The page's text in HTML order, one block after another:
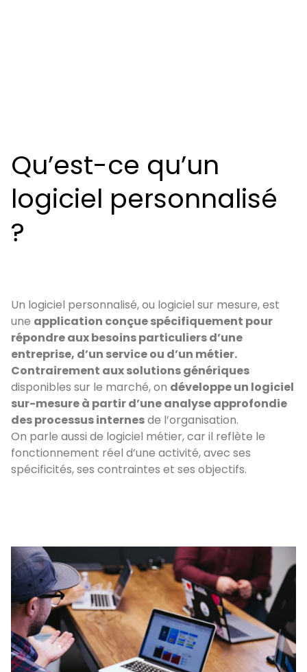
Qu’est-ce qu’un
logiciel personnalisé
?
Un logiciel personnalisé, ou logiciel sur mesure, est
une application conçue spécifiquement pour
répondre aux besoins particuliers d’une
entreprise, d’un service ou d’un métier.
Contrairement aux solutions génériques
disponibles sur le marché, on développe un logiciel
sur-mesure à partir d’une analyse approfondie
des processus internesde l’organisation.
On parle aussi de logiciel métier, car il reflète le
fonctionnement réel d’une activité, avec ses
spécificités, ses contraintes et ses objectifs.